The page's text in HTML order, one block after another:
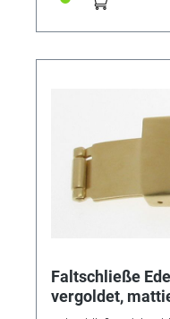
Faltschließe
vergoldet,